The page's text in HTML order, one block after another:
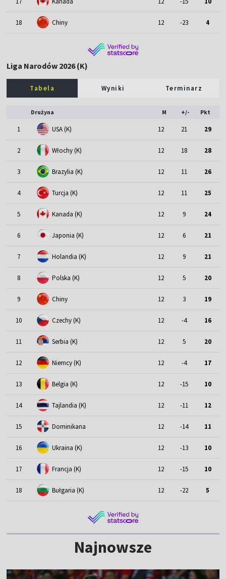
18 Chiny 12 -23 4
Liga Narodów 2026 (K)
Tabela Wyniki Terminarz
Drużyna M +/- Pkt
1 USA (K) 12 21 29
2 Włochy (K) 12 18 28
3 Brazylia (K) 12 11 26
4 Turcja (K) 12 11 25
5 Kanada (K) 12 9 24
6 Japonia (K) 12 6 21
7 Holandia (K) 12 9 21
8 Polska (K) 12 5 20
9 Chiny 12 3 19
10 Czechy (K) 12 -4 16
11 Serbia (K) 12 5 20
12 Niemcy (K) 12 -4 17
13 Belgia (K) 12 -15 10
14 Tajlandia (K) 12 -11 12
15 Dominikana 12 -14 11
16 Ukraina (K) 12 -13 10
17 Francja (K) 12 -15 10
18 Bułgaria (K) 12 -22 5
Najnowsze